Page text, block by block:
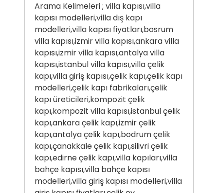
Arama Kelimeleri ; villa kapısı,villa
kapısı modelleri,villa dış kapı
modelleri,villa kapısı fiyatları,bosrum
villa kapısı,izmir villa kapısı,ankara villa
kapısı,izmir villa kapısı,antalya villa
kapısı,istanbul villa kapısı,villa çelik
kapı,villa giriş kapısı,çelik kapı,çelik kapı
modelleri,çelik kapı fabrikaları,çelik
kapı üreticileri,kompozit çelik
kapı,kompozit villa kapısı,istanbul çelik
kapı,ankara çelik kapı,izmir çelik
kapı,antalya çelik kapı,bodrum çelik
kapı,çanakkale çelik kapı,silivri çelik
kapı,edirne çelik kapı,villa kapıları,villa
bahçe kapısı,villa bahçe kapısı
modelleri,villa giriş kapısı modelleri,villa